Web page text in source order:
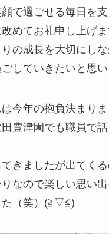
で過ごせる毎日を
めてお礼申し上げま
の成長を大切にし
していきたいと思い
今年の抱負決まりま
豊津園でも職員で
きましたが出てく
なので楽しい思い
た（笑）(≧▽≦)